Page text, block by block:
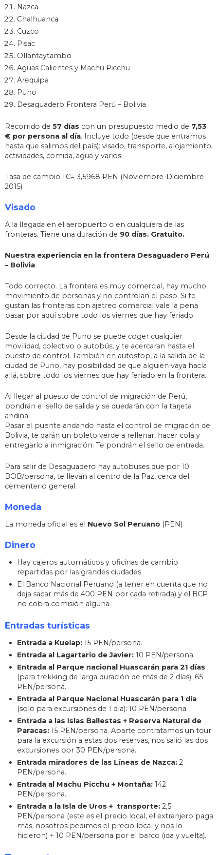
Nazca
Chalhuanca
Cuzco
Pisac
Ollantaytambo
Aguas Calientes y Machu Picchu
Arequipa
Puno
Desaguadero Frontera Perú – Bolivia
Recorrido de 57 días con un presupuesto medio de 7,53
€ por persona al día. Incluye todo (desde que entramos
hasta que salimos del país): visado, transporte, alojamiento,
actividades, comida, agua y varios.
Tasa de cambio 1€= 3,5968 PEN (Noviembre-Diciembre
2015)
Visado
A la llegada en el aeropuerto o en cualquiera de las
fronteras. Tiene una duración de 90 días. Gratuito.
Nuestra experiencia en la frontera Desaguadero Perú
– Bolivia
Todo correcto. La frontera es muy comercial, hay mucho
movimiento de personas y no controlan el paso. Si te
gustan las fronteras con ajetreo comercial vale la pena
pasar por aquí sobre todo los viernes que hay feriado.
Desde la ciudad de Puno se puede coger cualquier
movilidad, colectivo o autobús, y te acercaran hasta el
puesto de control. También en autostop, a la salida de la
ciudad de Puno, hay posibilidad de que alguien vaya hacía
allá, sobre todo los viernes que hay feriado en la frontera.
Al llegar al puesto de control de migración de Perú,
pondrán el sello de salida y se quedarán con la tarjeta
andina.
Pasar el puente andando hasta el control de migración de
Bolivia, te darán un boleto verde a rellenar, hacer cola y
entregarlo a inmigración. Te pondrán el sello de entrada.
Para salir de Desaguadero hay autobuses que por 10
BOB/persona, te llevan al centro de la Paz, cerca del
cementerio general.
Moneda
La moneda oficial es el Nuevo Sol Peruano (PEN)
Dinero
Hay cajeros automáticos y oficinas de cambio
repartidas por las grandes ciudades.
El Banco Nacional Peruano (a tener en cuenta que no
deja sacar más de 400 PEN por cada retirada) y el BCP
no cobra comisión alguna.
Entradas turísticas
Entrada a Kuelap: 15 PEN/persona.
Entrada al Lagartario de Javier: 10 PEN/persona.
Entrada al Parque nacional Huascarán para 21 días
(para trekking de larga duración de más de 2 días): 65
PEN/persona.
Entrada al Parque Nacional Huascarán para 1 día
(solo para excursiones de 1 día): 10 PEN/persona.
Entrada a las Islas Ballestas + Reserva Natural de
Paracas: 15 PEN/persona. Aparte contratamos un tour
para la excursión a estas dos reservas, nos salió las dos
excursiones por 30 PEN/persona.
Entrada miradores de las Líneas de Nazca: 2
PEN/persona.
Entrada al Machu Picchu + Montaña: 142
PEN/persona.
Entrada a la Isla de Uros + transporte: 2,5
PEN/persona (este es el precio local, el extranjero paga
más, nosotros pedimos el precio local y nos lo
hicieron) + 10 PEN/persona por el barco (ida y vuelta).